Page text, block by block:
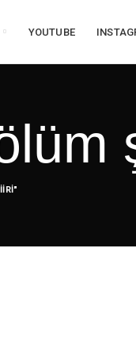
YOUTUBE